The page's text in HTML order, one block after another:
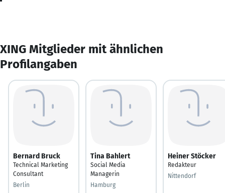
XING Mitglieder mit ähnlichen
Profilangaben
Bernard Bruck
Technical Marketing
Consultant
Berlin
Tina Bahlert
Social Media
Managerin
Hamburg
Heiner Stöcker
Redakteur
Nittendorf